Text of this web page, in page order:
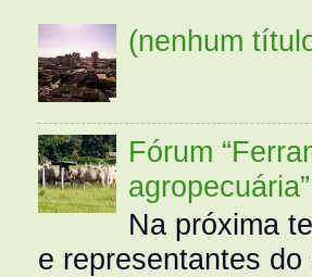
(nenhum
Fórum
agropecuária”
Na próxima
e representantes